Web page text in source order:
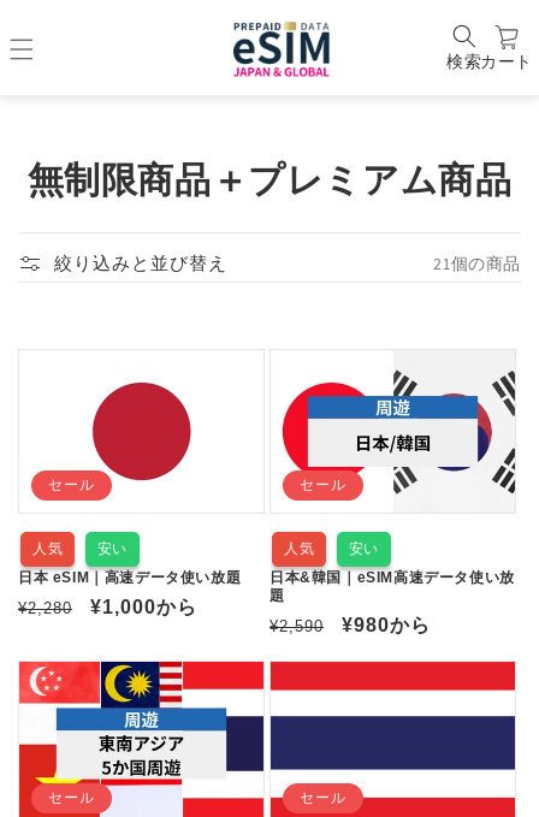
検索カート
コ
ク
ョ
無制限商品＋プレミアム商品
絞り込みと並び替え 21個の商品
セール
人気
安い
日本 eSIM｜高速データ使い放題
通
価
格
¥2,280
セ
ル
価
¥1,000から
セール
人気
安い
日本&韓国｜eSIM高速データ使い放
題
通
格
¥2,590
セ
価
¥980から
セール セール